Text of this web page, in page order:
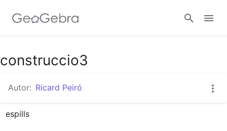
Google Classroom
Aula GeoGebra
construccio3
Autor: Ricard Peiró
espills